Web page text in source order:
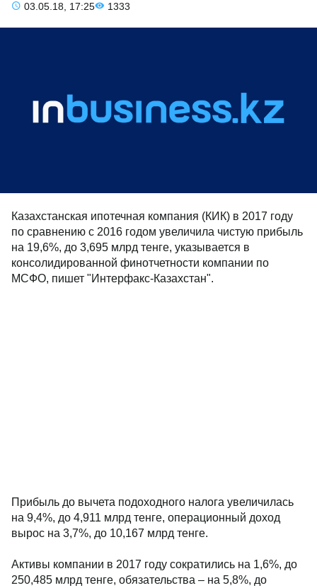
03.05.18, 17:25 1333
Казахстанская ипотечная компания (КИК) в 2017 году
по сравнению с 2016 годом увеличила чистую прибыль
на 19,6%, до 3,695 млрд тенге, указывается в
консолидированной финотчетности компании по
МСФО, пишет "Интерфакс-Казахстан".
Прибыль до вычета подоходного налога увеличилась
на 9,4%, до 4,911 млрд тенге, операционный доход
вырос на 3,7%, до 10,167 млрд тенге.
Активы компании в 2017 году сократились на 1,6%, до
250,485 млрд тенге, обязательства – на 5,8%, до